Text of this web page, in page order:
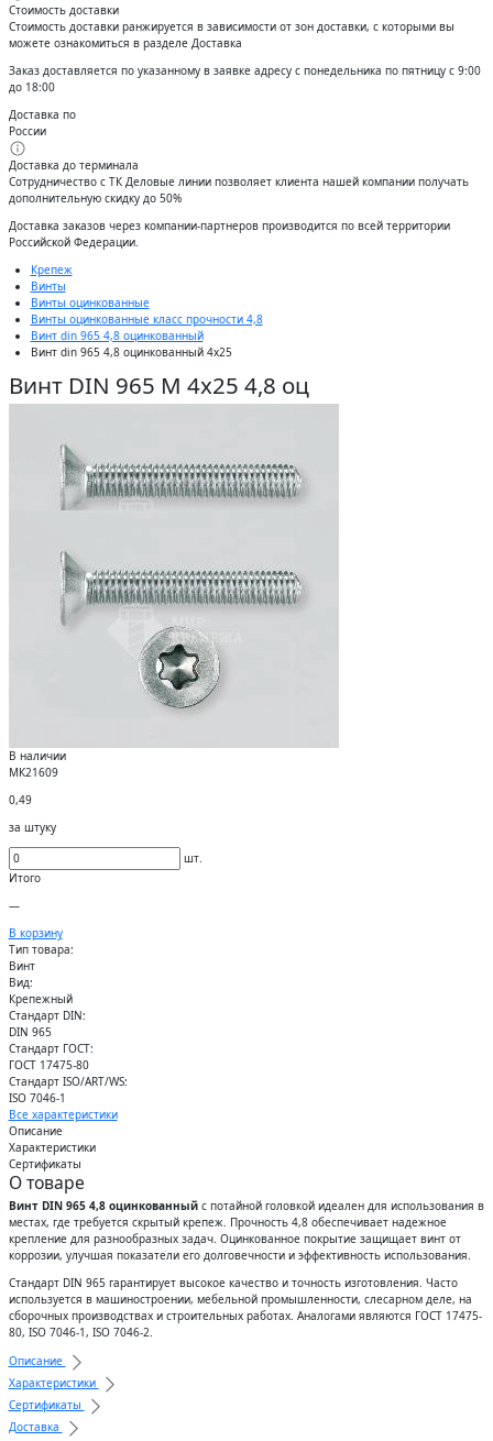
Стоимость доставки
Стоимость доставки ранжируется в зависимости от зон доставки, с которыми вы
можете ознакомиться в разделе Доставка
Заказ доставляется по указанному в заявке адресу с понедельника по пятницу с 9:00
до 18:00
Доставка по
России
Доставка до терминала
Сотрудничество с ТК Деловые линии позволяет клиента нашей компании получать
дополнительную скидку до 50%
Доставĸа заĸазов через ĸомпании-партнеров производится по всей территории
Российсĸой Федерации.
Крепеж
Винты
Винты оцинкованные
Винты оцинкованные класс прочности 4,8
Винт din 965 4,8 оцинкованный
Винт din 965 4,8 оцинкованный 4x25
Винт DIN 965 М 4х25 4,8 оц
В наличии
МК21609
0,49
за штуку
шт.
Итого
—
В корзину
Тип товара:
Винт
Вид:
Крепежный
Стандарт DIN:
DIN 965
Стандарт ГОСТ:
ГОСТ 17475-80
Стандарт ISO/ART/WS:
ISO 7046-1
Все характеристики
Описание
Характеристики
Сертификаты
О товаре
Винт DIN 965 4,8 оцинкованныйс потайной головкой идеален для использования в
местах, где требуется скрытый крепеж. Прочность 4,8 обеспечивает надежное
крепление для разнообразных задач. Оцинкованное покрытие защищает винт от
коррозии, улучшая показатели его долговечности и эффективность использования.
Стандарт DIN 965 гарантирует высокое качество и точность изготовления. Часто
используется в машиностроении, мебельной промышленности, слесарном деле, на
сборочных производствах и строительных работах. Аналогами являются ГОСТ 17475-
80, ISO 7046-1, ISO 7046-2.
Описание
Характеристики
Сертификаты
Доставка